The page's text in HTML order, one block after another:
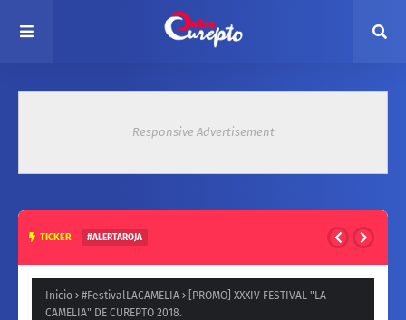
Responsive Advertisement
TICKER #ALERTAROJA
TEMPERATURAS EN ZONA CENTRAL
Inicio #FestivalLACAMELIA
[PROMO] XXXIV FESTIVAL "LA
CAMELIA" DE CUREPTO 2018.